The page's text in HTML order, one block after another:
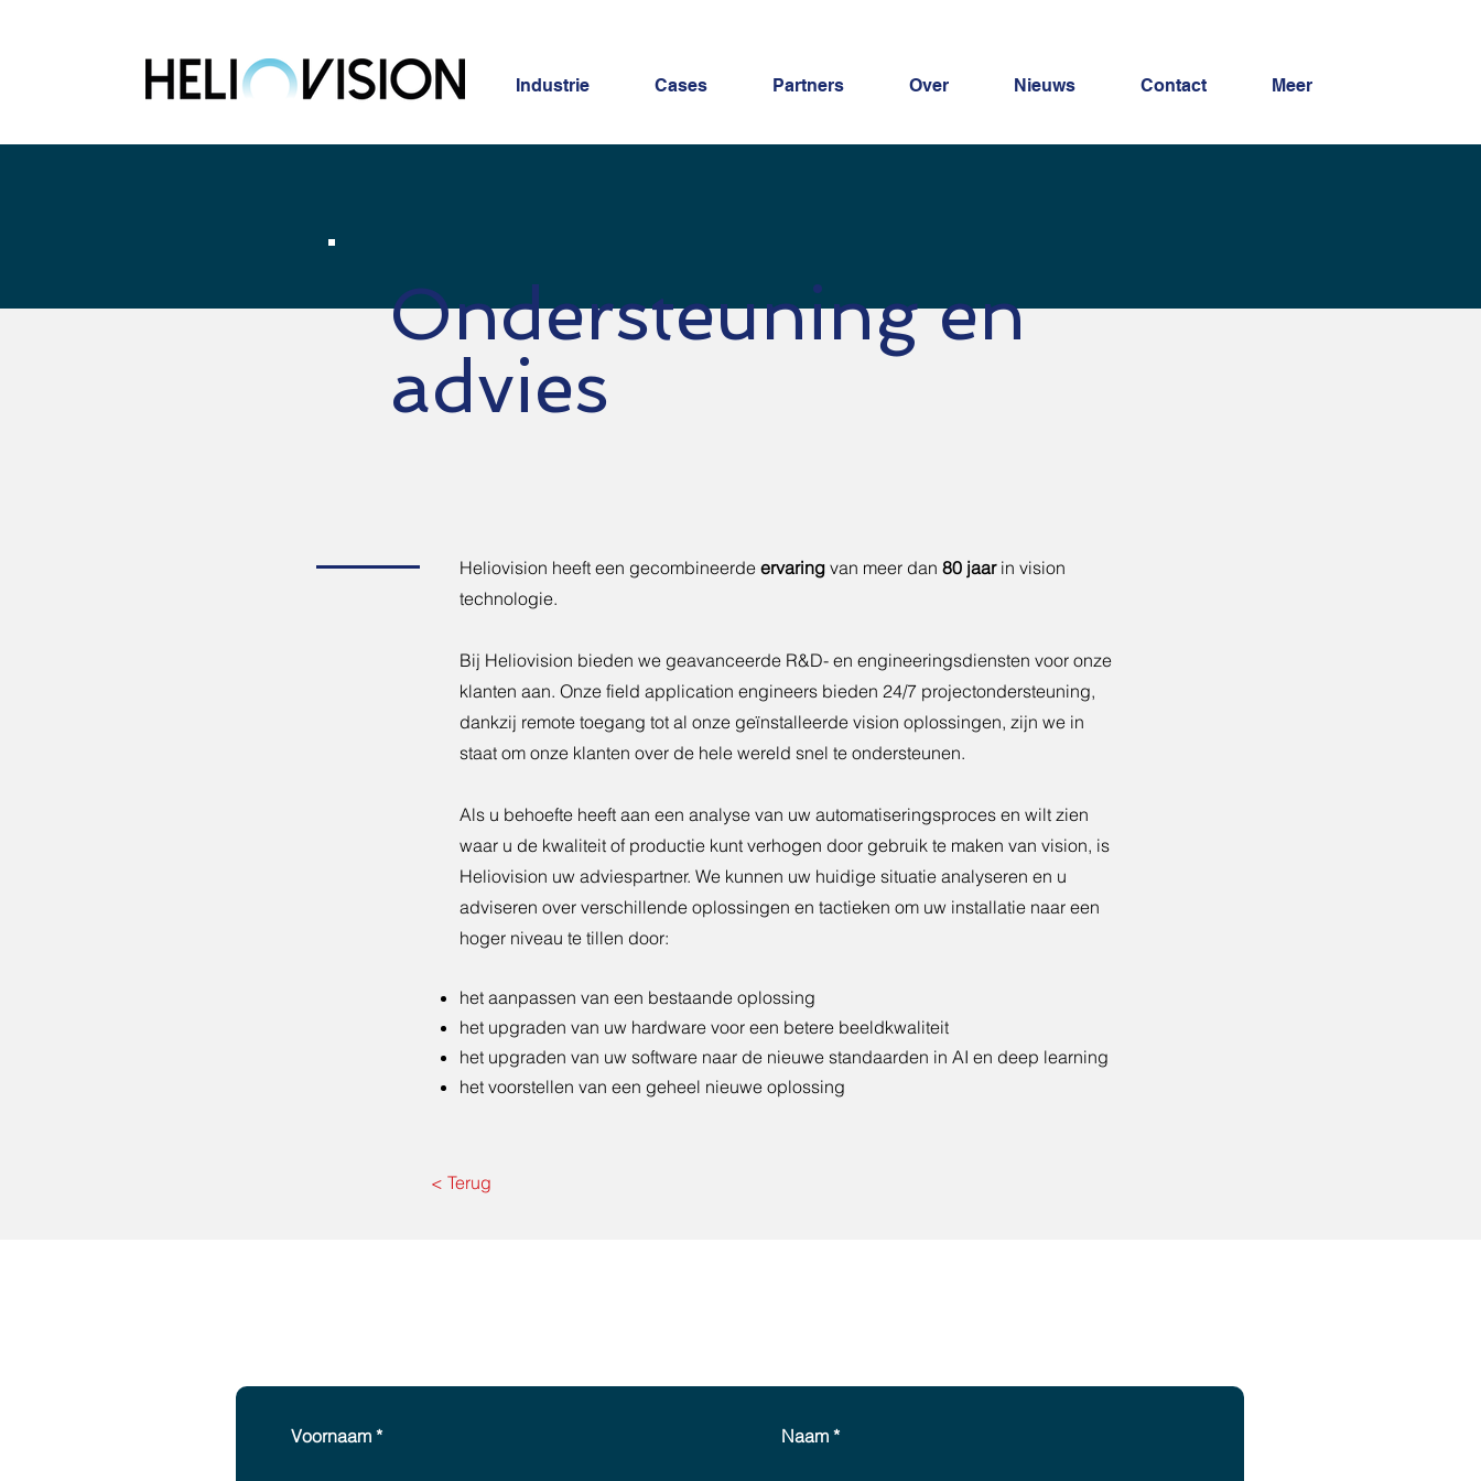
Industrie Cases Partners Over Nieuws Contact Meer
Ondersteuning en
advies
Heliovision heeft een gecombineerde ervaring van meer dan 80 jaarin vision
technologie.
Bij Heliovision bieden we geavanceerde R&D- en engineeringsdiensten voor onze
klanten aan. Onze field application engineers bieden 24/7 projectondersteuning,
dankzij remote toegang tot al onze geïnstalleerde vision oplossingen, zijn we in
staat om onze klanten over de hele wereld snel te ondersteunen.
Als u behoefte heeft aan een analyse van uw automatiseringsproces en wilt zien
waar u de kwaliteit of productie kunt verhogen door gebruik te maken van vision, is
Heliovision uw adviespartner. We kunnen uw huidige situatie analyseren en u
adviseren over verschillende oplossingen en tactieken om uw installatie naar een
hoger niveau te tillen door:
het aanpassen van een bestaande oplossing
het upgraden van uw hardware voor een betere beeldkwaliteit
het upgraden van uw software naar de nieuwe standaarden in AI en deep learning
het voorstellen van een geheel nieuwe oplossing
< Terug
Voornaam Naam